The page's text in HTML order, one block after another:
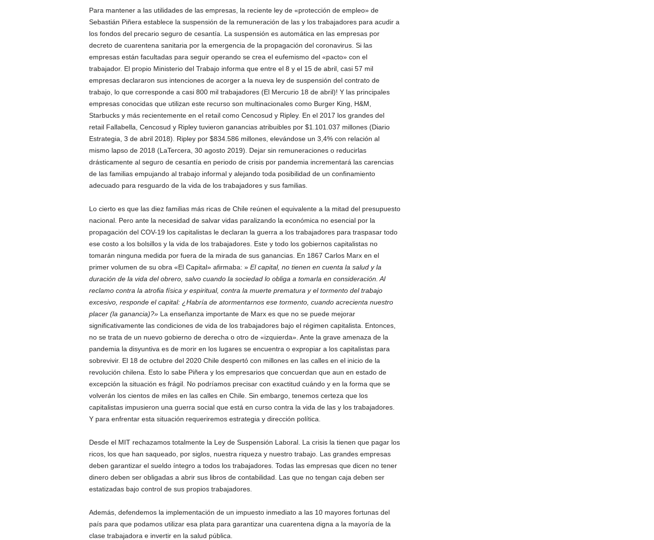
Para mantener a las utilidades de las empresas, la reciente ley de «protección de empleo» de
Sebastián Piñera establece la suspensión de la remuneración de las y los trabajadores para acudir a
los fondos del precario seguro de cesantía. La suspensión es automática en las empresas por
decreto de cuarentena sanitaria por la emergencia de la propagación del coronavirus. Si las
empresas están facultadas para seguir operando se crea el eufemismo del «pacto» con el
trabajador. El propio Ministerio del Trabajo informa que entre el 8 y el 15 de abril, casi 57 mil
empresas declararon sus intenciones de acorger a la nueva ley de suspensión del contrato de
trabajo, lo que corresponde a casi 800 mil trabajadores (El Mercurio 18 de abril)! Y las principales
empresas conocidas que utilizan este recurso son multinacionales como Burger King, H&M,
Starbucks y más recientemente en el retail como Cencosud y Ripley. En el 2017 los grandes del
retail Fallabella, Cencosud y Ripley tuvieron ganancias atribuibles por $1.101.037 millones (Diario
Estrategia, 3 de abril 2018). Ripley por $834.586 millones, elevándose un 3,4% con relación al
mismo lapso de 2018 (LaTercera, 30 agosto 2019). Dejar sin remuneraciones o reducirlas
drásticamente al seguro de cesantía en periodo de crisis por pandemia incrementará las carencias
de las familias empujando al trabajo informal y alejando toda posibilidad de un confinamiento
adecuado para resguardo de la vida de los trabajadores y sus familias.
Lo cierto es que las diez familias más ricas de Chile reúnen el equivalente a la mitad del presupuesto
nacional. Pero ante la necesidad de salvar vidas paralizando la económica no esencial por la
propagación del COV-19 los capitalistas le declaran la guerra a los trabajadores para traspasar todo
ese costo a los bolsillos y la vida de los trabajadores. Este y todo los gobiernos capitalistas no
tomarán ninguna medida por fuera de la mirada de sus ganancias. En 1867 Carlos Marx en el
primer volumen de su obra «El Capital» afirmaba: » El capital, no tienen en cuenta la salud y la
duración de la vida del obrero, salvo cuando la sociedad lo obliga a tomarla en consideración. Al
reclamo contra la atrofia física y espiritual, contra la muerte prematura y el tormento del trabajo
excesivo, responde el capital: ¿Habría de atormentarnos ese tormento, cuando acrecienta nuestro
placer (la ganancia)?»La enseñanza importante de Marx es que no se puede mejorar
significativamente las condiciones de vida de los trabajadores bajo el régimen capitalista. Entonces,
no se trata de un nuevo gobierno de derecha o otro de «izquierda». Ante la grave amenaza de la
pandemia la disyuntiva es de morir en los lugares se encuentra o expropiar a los capitalistas para
sobrevivir. El 18 de octubre del 2020 Chile despertó con millones en las calles en el inicio de la
revolución chilena. Esto lo sabe Piñera y los empresarios que concuerdan que aun en estado de
excepción la situación es frágil. No podríamos precisar con exactitud cuándo y en la forma que se
volverán los cientos de miles en las calles en Chile. Sin embargo, tenemos certeza que los
capitalistas impusieron una guerra social que está en curso contra la vida de las y los trabajadores.
Y para enfrentar esta situación requeriremos estrategia y dirección política.
Desde el MIT rechazamos totalmente la Ley de Suspensión Laboral. La crisis la tienen que pagar los
ricos, los que han saqueado, por siglos, nuestra riqueza y nuestro trabajo. Las grandes empresas
deben garantizar el sueldo íntegro a todos los trabajadores. Todas las empresas que dicen no tener
dinero deben ser obligadas a abrir sus libros de contabilidad. Las que no tengan caja deben ser
estatizadas bajo control de sus propios trabajadores.
Además, defendemos la implementación de un impuesto inmediato a las 10 mayores fortunas del
país para que podamos utilizar esa plata para garantizar una cuarentena digna a la mayoría de la
clase trabajadora e invertir en la salud pública.